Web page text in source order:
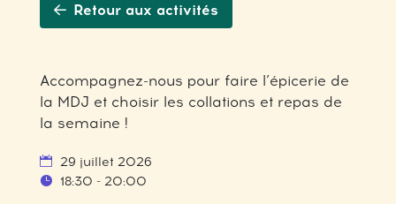
Retour aux activités
Accompagnez-nous pour faire l’épicerie de
la MDJ et choisir les collations et repas de
la semaine !
29 juillet 2026
18:30 - 20:00